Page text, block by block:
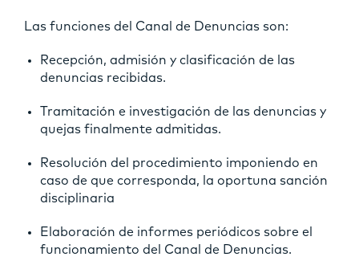
Las funciones del Canal de Denuncias son:
Recepción, admisión y clasificación de las
denuncias recibidas.
Tramitación e investigación de las denuncias y
quejas finalmente admitidas.
Resolución del procedimiento imponiendo en
caso de que corresponda, la oportuna sanción
disciplinaria
Elaboración de informes periódicos sobre el
funcionamiento del Canal de Denuncias.